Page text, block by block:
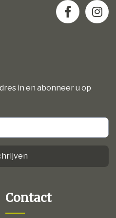
in en abonneer u op
Contact